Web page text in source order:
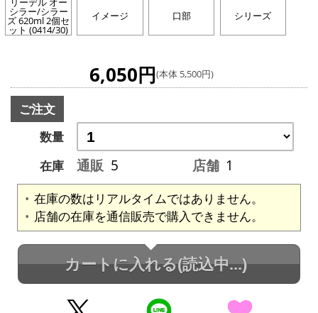
シラー/シラー
ズ 620ml 2個セ
ット (0414/30)
イメージ 口部 シリーズ
6,050円(本体 5,500円)
ご注文
数量
在庫
通販 5 店舗 1
在庫の数はリアルタイムではありません。
店舗の在庫を通信販売で購入できません。
カートに入れる(読込中...)